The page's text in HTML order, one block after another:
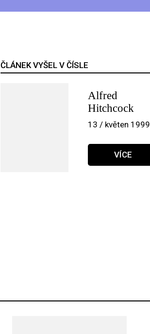
ČLÁNEK VYŠEL V ČÍSLE
Alfred
Hitchcock
13 / květen 1999
VÍCE